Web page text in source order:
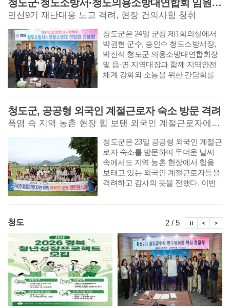
고 이를 홍계희(洪啟禧)가 다시 편차
하고 교정하여 판각한 개성 숭양서원
판 ≪포은선생속록≫을 저본으로 간
행된 것으로 전해진다. 포은선생속
집은 1753년 士林 梅山 鄭重器 (1685
~1757)와 鄭權(1692~1757)이 그 당시
에 지역의 유림 사회와 임고서원이
화합하여 정찬위(鄭纘輝) 편차 본에
뒤인 1769년 봄, 임고서원 원장을 비
롯한 사림들의 의견을 모아 속집의
청도군·청도소방서·청도의용소방대연합회 임원 소통 간담회
민선9기 재난대응 노고 격려, 현장 건의사항 청취
​​​​​​​청도군은 24일 군청 제1회의실에서
박권현 군수, 송인수 청도소방서장,
박진석 청도군 의용소방대연합회장
및 읍·면 지역대장과 함께 지역안전
체계 강화와 소통을 위한 간담회를
정 출범 이후 각종 재난현장에서 군
민의 생명과 재산보호를 위해 헌신해
온 소방공무원과 의용소방대원들의
노고를 격려하고, 현장의 애로사항과
건의사항을 직접 수렴하기 위해 마련
됐다.
청도군, 공공형 외국인 계절근로자 숙소 방문 격려
폭염 속 지역 농촌 현장 힘 보탠 외국인 계절근로자에 감사 전해
​​​​​​​청도군은 23일 공공형 외국인 계절근
로자 숙소를 방문하여 무더운 날씨
속에서도 지역 농촌 현장에서 힘을
보태고 있는 외국인 계절근로자들을
격려하고 감사의 뜻을 전했다. 이번
찰발전협의회의 위문물품 기탁을 계
군지부와 청도농협도 뜻을 함께하여
외국인 계절근로자들의 생활에 보탬
이 될 수 있도록 생필품과 폭염 대응
물품을 전달했다.
청도 2 / 5 시
시정뉴